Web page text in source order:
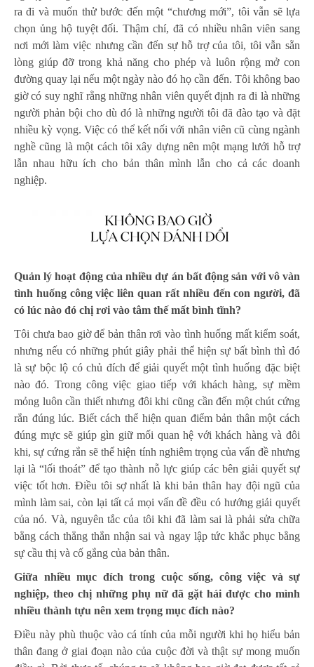
ra đi và muốn thử bước đến một “chương mới”, tôi vẫn sẽ lựa
chọn ủng hộ tuyệt đối. Thậm chí, đã có nhiều nhân viên sang
nơi mới làm việc nhưng cần đến sự hỗ trợ của tôi, tôi vẫn sẵn
lòng giúp đỡ trong khả năng cho phép và luôn rộng mở con
đường quay lại nếu một ngày nào đó họ cần đến. Tôi không bao
giờ có suy nghĩ rằng những nhân viên quyết định ra đi là những
người phản bội cho dù đó là những người tôi đã đào tạo và đặt
nhiều kỳ vọng. Việc có thể kết nối với nhân viên cũ cùng ngành
nghề cũng là một cách tôi xây dựng nên một mạng lưới hỗ trợ
lẫn nhau hữu ích cho bản thân mình lẫn cho cả các doanh
nghiệp.
Quản lý hoạt động của nhiều dự án bất động sản với vô vàn
tình huống công việc liên quan rất nhiều đến con người, đã
có lúc nào đó chị rơi vào tâm thế mất bình tĩnh?
Tôi chưa bao giờ để bản thân rơi vào tình huống mất kiểm soát,
nhưng nếu có những phút giây phải thể hiện sự bất bình thì đó
là sự bộc lộ có chủ đích để giải quyết một tình huống đặc biệt
nào đó. Trong công việc giao tiếp với khách hàng, sự mềm
mỏng luôn cần thiết nhưng đôi khi cũng cần đến một chút cứng
rắn đúng lúc. Biết cách thể hiện quan điểm bản thân một cách
đúng mực sẽ giúp gìn giữ mối quan hệ với khách hàng và đôi
khi, sự cứng rắn sẽ thể hiện tính nghiêm trọng của vấn đề nhưng
lại là “lối thoát” để tạo thành nỗ lực giúp các bên giải quyết sự
việc tốt hơn. Điều tôi sợ nhất là khi bản thân hay đội ngũ của
mình làm sai, còn lại tất cả mọi vấn đề đều có hướng giải quyết
của nó. Và, nguyên tắc của tôi khi đã làm sai là phải sửa chữa
bằng cách thẳng thắn nhận sai và ngay lập tức khắc phục bằng
sự cầu thị và cố gắng của bản thân.
Giữa nhiều mục đích trong cuộc sống, công việc và sự
nghiệp, theo chị những phụ nữ đã gặt hái được cho mình
nhiều thành tựu nên xem trọng mục đích nào?
Điều này phù thuộc vào cá tính của mỗi người khi họ hiểu bản
thân đang ở giai đoạn nào của cuộc đời và thật sự mong muốn